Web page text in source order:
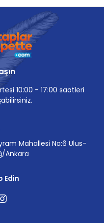
10:00 - 17:00 saatleri
Mahallesi No:6 Ulus-
Ankara
Edin